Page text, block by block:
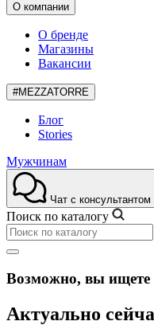
О компании
О бренде
Магазины
Вакансии
#MEZZATORRE
Блог
Stories
Мужчинам
Чат с консультантом
Поиск по каталогу
Возможно, вы ищете
Актуально